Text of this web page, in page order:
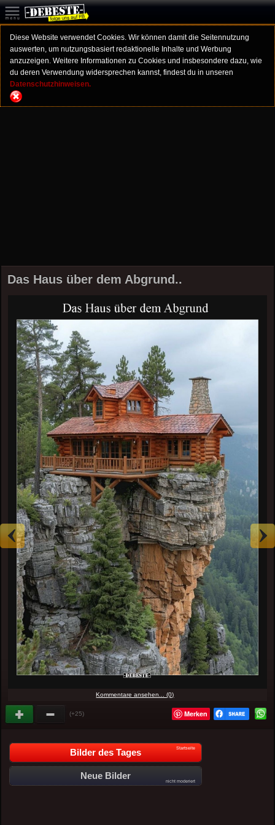
Diese Website verwendet Cookies. Wir können damit die Seitennutzung
auswerten, um nutzungsbasiert redaktionelle Inhalte und Werbung
anzuzeigen. Weitere Informationen zu Cookies und insbesondere dazu, wie
du deren Verwendung widersprechen kannst, findest du in unseren
Datenschutzhinweisen.
Das Haus über dem Abgrund..
Kommentare ansehen... (0)
(+25) Merken
Bilder des Tages Startseite
Neue Bilder
nicht moderiert